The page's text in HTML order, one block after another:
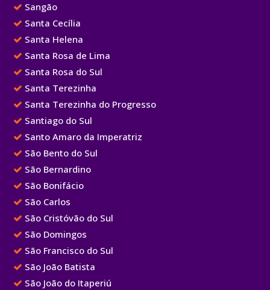
Sangão
Santa Cecília
Santa Helena
Santa Rosa de Lima
Santa Rosa do Sul
Santa Terezinha
Santa Terezinha do Progresso
Santiago do Sul
Santo Amaro da Imperatriz
São Bento do Sul
São Bernardino
São Bonifácio
São Carlos
São Cristóvão do Sul
São Domingos
São Francisco do Sul
São João Batista
São João do Itaperiú